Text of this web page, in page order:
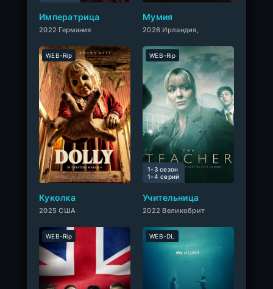
Императрица
2022 Германия
Мумия
2026 Ирландия,
Куколка
2025 США
WEB-Rip
Учительница
2022 Великобрит
WEB-Rip
1-3 сезон
1-4 cерий
0
WEB-Rip WEB-DL